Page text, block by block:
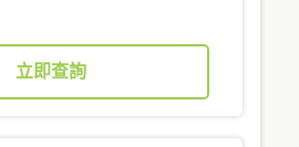
立即查詢